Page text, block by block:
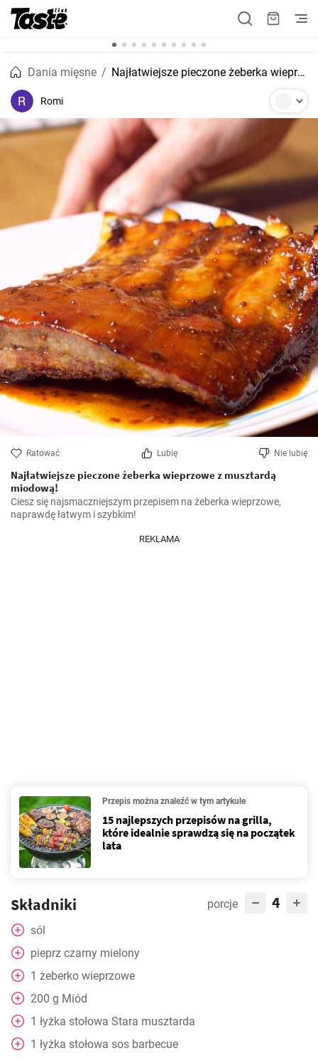
Dania mięsne Najłatwiejsze pieczone żeberka wieprzowe z musztardą miodową!
Romi
Ratować Lubię Nie lubię
Najłatwiejsze pieczone żeberka wieprzowe z musztardą
miodową!
Ciesz się najsmaczniejszym przepisem na żeberka wieprzowe,
naprawdę łatwym i szybkim!
REKLAMA
Przepis można znaleźć w tym artykule
15 najlepszych przepisów na grilla,
które idealnie sprawdzą się na początek
lata
Składniki porcje 4
sól
pieprz czarny mielony
1 żeberko wieprzowe
200 g Miód
1 łyżka stołowa Stara musztarda
1 łyżka stołowa sos barbecue